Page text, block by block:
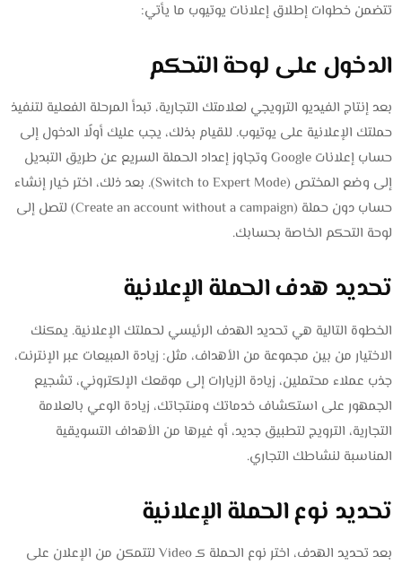
تتضمن خطوات إطلاق إعلانات يوتيوب ما يأتي:
الدخول على لوحة التحكم
بعد إنتاج الفيديو الترويجي لعلامتك التجارية، تبدأ المرحلة الفعلية لتنفيذ
حملتك الإعلانية على يوتيوب. للقيام بذلك، يجب عليك أولًا الدخول إلى
حساب إعلانات Google وتجاوز إعداد الحملة السريع عن طريق التبديل
إلى وضع المختص (Switch to Expert Mode). بعد ذلك، اختر خيار إنشاء
حساب دون حملة (Create an account without a campaign) لتصل إلى
لوحة التحكم الخاصة بحسابك.
تحديد هدف الحملة الإعلانية
الخطوة التالية هي تحديد الهدف الرئيسي لحملتك الإعلانية. يمكنك
الاختيار من بين مجموعة من الأهداف، مثل: زيادة المبيعات عبر الإنترنت،
جذب عملاء محتملين، زيادة الزيارات إلى موقعك الإلكتروني، تشجيع
الجمهور على استكشاف خدماتك ومنتجاتك، زيادة الوعي بالعلامة
التجارية، الترويج لتطبيق جديد، أو غيرها من الأهداف التسويقية
المناسبة لنشاطك التجاري.
تحديد نوع الحملة الإعلانية
بعد تحديد الهدف، اختر نوع الحملة كـ Video لتتمكن من الإعلان على